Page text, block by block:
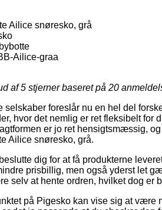
Ailice snøresko, grå
Ailice-graa
af 5 stjerner baseret på 20
selskaber foreslår nu en hel del
hvor det nemlig er ret fleksibelt for
er jo ret hensigtsmæssig,
Ailice snøresko, grå.
dig for at få produkterne
prisbillig, men også yderst let
selv at hente ordren, hvilket dog er
på Pigesko kan vise sig at være